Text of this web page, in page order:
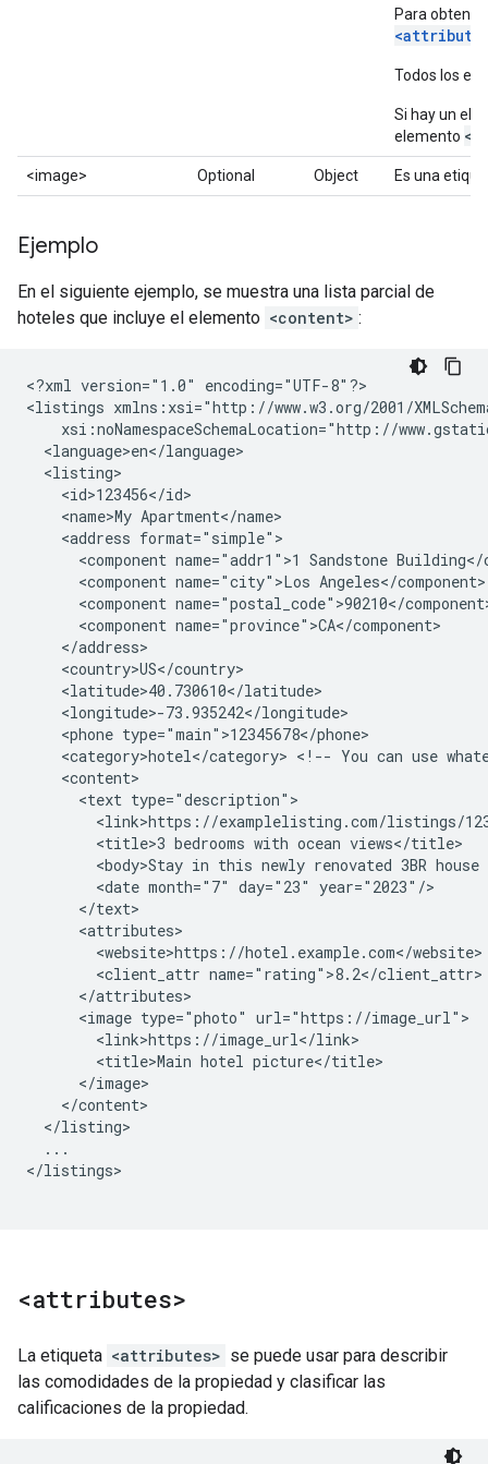
Para
Todos los
Si hay un
elemento
<image> Optional Object Es una
Ejemplo
En el siguiente ejemplo, se muestra una lista parcial de
hoteles que incluye el elemento <content> :
<?xml version="1.0"
encoding="UTF-8"?>
<listings
<name>My
<address
<component name="addr1">1 Sandstone
<component name="city">Los
<component
<component
<phone
<category>hotel</category> <!-- You can use
<text
<title>3 bedrooms with ocean
<body>Stay in this newly renovated 3BR house
<date month="7" day="23"
<client_attr
<image type="photo"
<title>Main hotel
...
</listings>
<attributes>
La etiqueta <attributes> se puede usar para describir
las comodidades de la propiedad y clasificar las
calificaciones de la propiedad.